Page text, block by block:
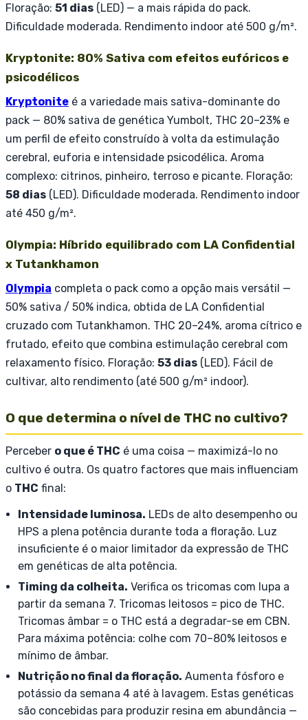
Floração: 51 dias (LED) — a mais rápida do pack.
Dificuldade moderada. Rendimento indoor até 500 g/m².
Kryptonite: 80% Sativa com efeitos eufóricos e
psicodélicos
Kryptonite é a variedade mais sativa-dominante do
pack — 80% sativa de genética Yumbolt, THC 20–23% e
um perfil de efeito construído à volta da estimulação
cerebral, euforia e intensidade psicodélica. Aroma
complexo: citrinos, pinheiro, terroso e picante. Floração:
58 dias (LED). Dificuldade moderada. Rendimento indoor
até 450 g/m².
Olympia: Híbrido equilibrado com LA Confidential
x Tutankhamon
Olympia completa o pack como a opção mais versátil —
50% sativa / 50% indica, obtida de LA Confidential
cruzado com Tutankhamon. THC 20–24%, aroma cítrico e
frutado, efeito que combina estimulação cerebral com
relaxamento físico. Floração: 53 dias (LED). Fácil de
cultivar, alto rendimento (até 500 g/m² indoor).
O que determina o nível de THC no cultivo?
Perceber o que é THC é uma coisa — maximizá-lo no
cultivo é outra. Os quatro factores que mais influenciam
o THC final:
Intensidade luminosa. LEDs de alto desempenho ou
HPS a plena potência durante toda a floração. Luz
insuficiente é o maior limitador da expressão de THC
em genéticas de alta potência.
Timing da colheita. Verifica os tricomas com lupa a
partir da semana 7. Tricomas leitosos = pico de THC.
Tricomas âmbar = o THC está a degradar-se em CBN.
Para máxima potência: colhe com 70–80% leitosos e
mínimo de âmbar.
Nutrição no final da floração. Aumenta fósforo e
potássio da semana 4 até à lavagem. Estas genéticas
são concebidas para produzir resina em abundância —